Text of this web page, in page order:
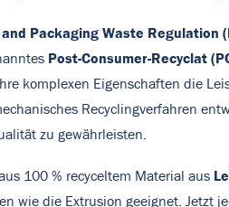
Packaging Waste Regulation
Post-Consumer-Recyclat
komplexen Eigenschaften die
Recyclingverfahren
zu gewährleisten.
100 % recyceltem Material aus
wie die Extrusion geeignet. Jetzt